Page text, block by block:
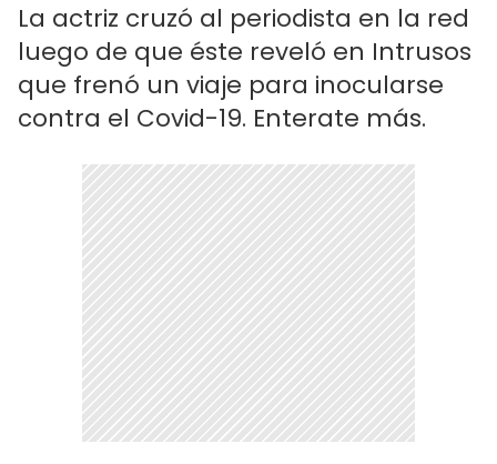
La actriz cruzó al periodista en la red
luego de que éste reveló en Intrusos
que frenó un viaje para inocularse
contra el Covid-19. Enterate más.